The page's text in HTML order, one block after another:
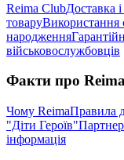
Reima ClubДоставка
товаруВикористання
народження
військовослужбовців
Факти про
Чому ReimaПравила
"Діти Героїв"
інформація